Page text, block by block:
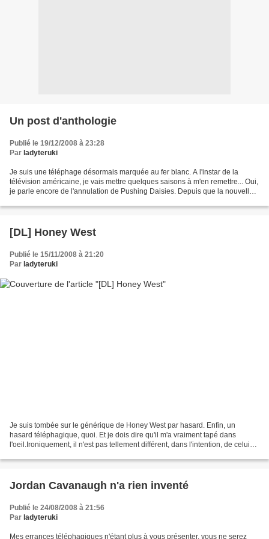
Un post d'anthologie
Publié le 19/12/2008 à 23:28
Par ladyteruki
Je suis une téléphage désormais marquée au fer blanc. A l'instar de la
télévision américaine, je vais mettre quelques saisons à m'en remettre... Oui,
je parle encore de l'annulation de Pushing Daisies. Depuis que la nouvelle
[DL] Honey West
Publié le 15/11/2008 à 21:20
Par ladyteruki
Je suis tombée sur le générique de Honey West par hasard. Enfin, un
hasard téléphagique, quoi. Et je dois dire qu'il m'a vraiment tapé dans
l'oeil.Ironiquement, il n'est pas tellement différent, dans l'intention, de celui
Jordan Cavanaugh n'a rien inventé
Publié le 24/08/2008 à 21:56
Par ladyteruki
Mes errances téléphagiques n'étant plus à vous présenter, vous ne serez